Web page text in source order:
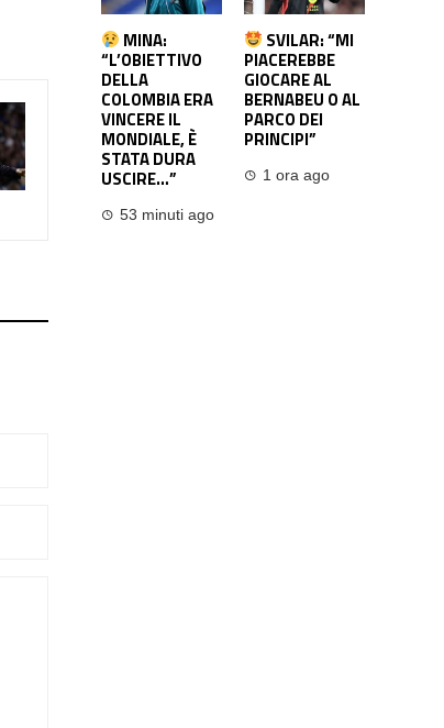
MINA:
“L’OBIETTIVO
DELLA
COLOMBIA ERA
VINCERE IL
MONDIALE, È
STATA DURA
USCIRE…”
53 minuti ago
SVILAR: “MI
PIACEREBBE
GIOCARE AL
BERNABEU O AL
PARCO DEI
PRINCIPI”
1 ora ago